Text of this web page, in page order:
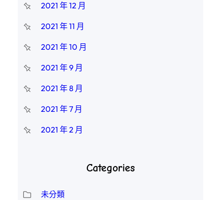
2021 年 12 月
2021 年 11 月
2021 年 10 月
2021 年 9 月
2021 年 8 月
2021 年 7 月
2021 年 2 月
Categories
未分類